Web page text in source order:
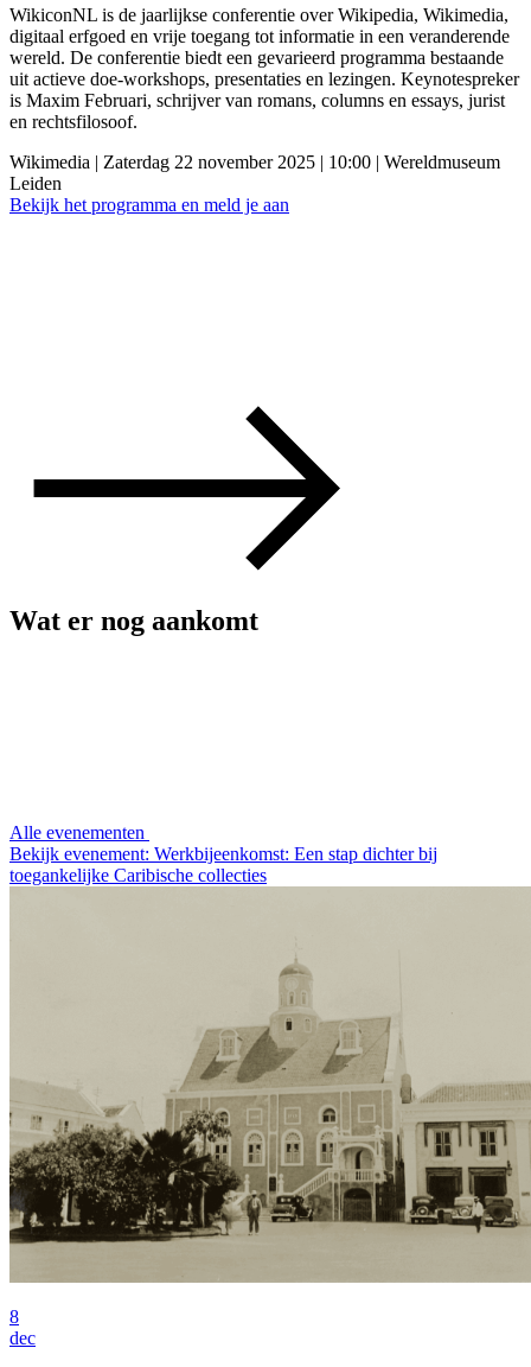
WikiconNL is de jaarlijkse conferentie over Wikipedia, Wikimedia,
digitaal erfgoed en vrije toegang tot informatie in een veranderende
wereld. De conferentie biedt een gevarieerd programma bestaande
uit actieve doe-workshops, presentaties en lezingen. Keynotespreker
is Maxim Februari, schrijver van romans, columns en essays, jurist
en rechtsfilosoof.
Wikimedia | Zaterdag 22 november 2025 | 10:00 | Wereldmuseum
Leiden
Bekijk het programma en meld je aan
Wat er nog aankomt
Alle evenementen
Bekijk evenement: Werkbijeenkomst: Een stap dichter bij
toegankelijke Caribische collecties
8
dec